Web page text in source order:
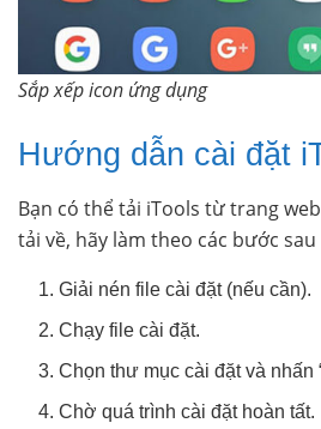
Sắp xếp icon ứng dụng
Hướng dẫn cài đặt
Bạn có thể tải iTools từ trang
tải về, hãy làm theo các bước sau
Giải nén file cài đặt (nếu cần).
Chạy file cài đặt.
Chọn thư mục cài đặt và nhấn
Chờ quá trình cài đặt hoàn tất.